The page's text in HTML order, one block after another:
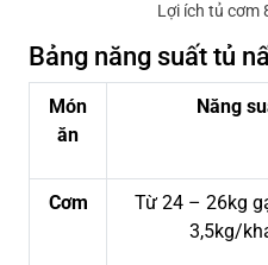
Lợi ích tủ cơm
Bảng năng suất tủ
Món
ăn
Năng
Cơm
Từ 24 – 26kg
3,5kg/